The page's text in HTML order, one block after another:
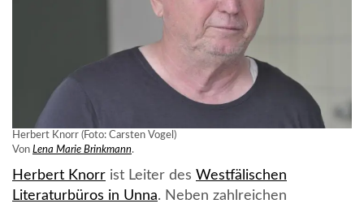
Herbert Knorr (Foto: Carsten Vogel)
Von Lena Marie Brinkmann.
Herbert Knorr ist Leiter des Westfälischen
Literaturbüros in Unna. Neben zahlreichen